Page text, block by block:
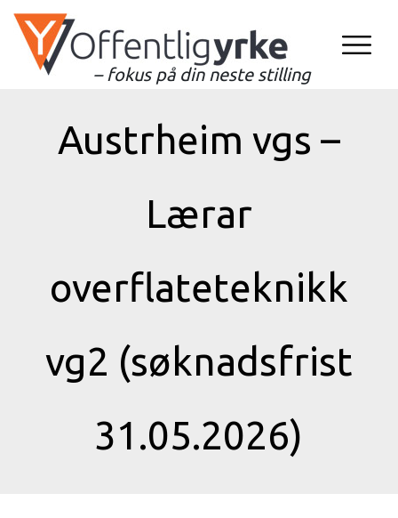
– fokus på din neste stilling
Austrheim vgs –
Lærar
overflateteknikk
vg2 (søknadsfrist
31.05.2026)